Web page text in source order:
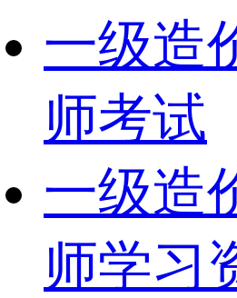
一级造
师考试
一级造
师学习